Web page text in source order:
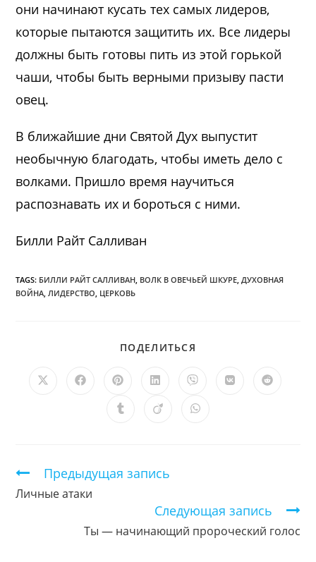
они начинают кусать тех самых лидеров,
которые пытаются защитить их. Все лидеры
должны быть готовы пить из этой горькой
чаши, чтобы быть верными призыву пасти
овец.
В ближайшие дни Святой Дух выпустит
необычную благодать, чтобы иметь дело с
волками. Пришло время научиться
распознавать их и бороться с ними.
Билли Райт Салливан
TAGS: БИЛЛИ РАЙТ САЛЛИВАН, ВОЛК В ОВЕЧЬЕЙ ШКУРЕ, ДУХОВНАЯ
ВОЙНА, ЛИДЕРСТВО, ЦЕРКОВЬ
ПОДЕЛИТЬСЯ
Открывается
Открывается
новом
Открывается
в
новом
Открывается
новом
Открывается
новом
Открывается
Открывается
ОткрываетсяОткрывается
Продолжить
чтение
Предыдущая запись
Личные атаки
Следующая запись
Ты — начинающий пророческий голос